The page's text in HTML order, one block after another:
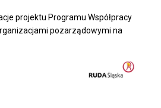
projektu Programu Współpracy
pozarządowymi na